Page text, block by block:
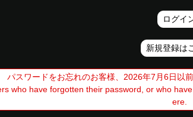
ログイ
新規登録は
パスワードをお忘れのお客様、2026年7月6日以
who have forgotten their password, or who
ere.